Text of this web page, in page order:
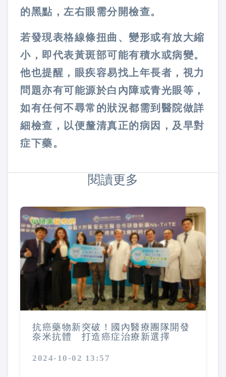
的黑點，左右眼需分開檢查。
若發現表格線條扭曲、變形或有放大縮
小，即代表黃斑部可能有積水或病變。
他也提醒，眼疾容易找上年長者，視力
問題亦有可能源於白內障或青光眼等，
如有任何不尋常的狀況都需到醫院做詳
細檢查，以便釐清真正的病因，及早對
症下藥。
閱讀更多
抗癌藥物新突破！國內醫療團隊開發
奈米抗體 打造癌症治療新選擇
2024-10-02 13:57